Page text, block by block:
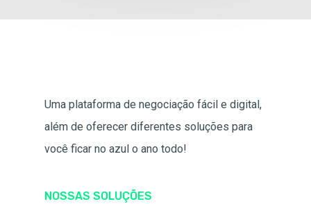
Uma plataforma de negociação fácil e digital,
além de oferecer diferentes soluções para
você ficar no azul o ano todo!
NOSSAS SOLUÇÕES